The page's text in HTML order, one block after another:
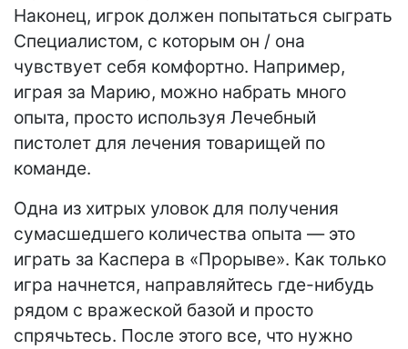
Наконец, игрок должен попытаться сыграть
Специалистом, с которым он / она
чувствует себя комфортно. Например,
играя за Марию, можно набрать много
опыта, просто используя Лечебный
пистолет для лечения товарищей по
команде.
Одна из хитрых уловок для получения
сумасшедшего количества опыта — это
играть за Каспера в «Прорыве». Как только
игра начнется, направляйтесь где-нибудь
рядом с вражеской базой и просто
спрячьтесь. После этого все, что нужно